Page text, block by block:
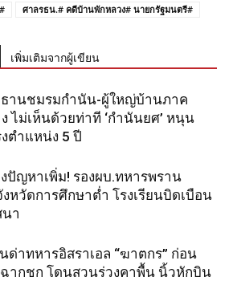
ศาลรธน.# คดีบ้านพักหลวง# นายกรัฐมนตรี#
เพิ่มเติมจากผู้เขียน
ธานชมรมกำนัน-ผู้ใหญ่บ้านภาค
ไม่เห็นด้วยท่าที ‘กำนันยศ’ หนุน
ตำแหน่ง 5 ปี
ปัญหาเพิ่ม! รองผบ.ทหารพราน
หวัดการศึกษาต่ำ โรงเรียนบิดเบือน
า
ด่าทหารอิสราเอล “ฆาตกร” ก่อน
ฉากชก โดนสวนร่วงคาพื้น นิ้วหักบิน